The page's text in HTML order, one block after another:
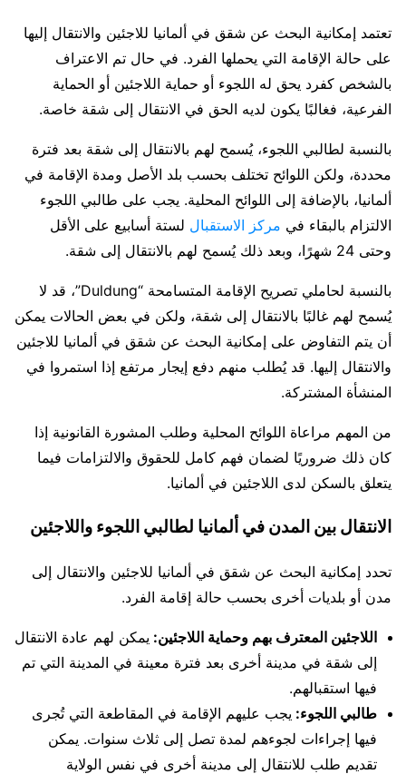
تعتمد إمكانية البحث عن شقق في ألمانيا للاجئين والانتقال إليها
على حالة الإقامة التي يحملها الفرد. في حال تم الاعتراف
بالشخص كفرد يحق له اللجوء أو حماية اللاجئين أو الحماية
الفرعية، فغالبًا يكون لديه الحق في الانتقال إلى شقة خاصة.
بالنسبة لطالبي اللجوء، يُسمح لهم بالانتقال إلى شقة بعد فترة
محددة، ولكن اللوائح تختلف بحسب بلد الأصل ومدة الإقامة في
ألمانيا، بالإضافة إلى اللوائح المحلية. يجب على طالبي اللجوء
الالتزام بالبقاء في مركز الاستقبال لستة أسابيع على الأقل
وحتى 24 شهرًا، وبعد ذلك يُسمح لهم بالانتقال إلى شقة.
بالنسبة لحاملي تصريح الإقامة المتسامحة “Duldung”، قد لا
يُسمح لهم غالبًا بالانتقال إلى شقة، ولكن في بعض الحالات يمكن
أن يتم التفاوض على إمكانية البحث عن شقق في ألمانيا للاجئين
والانتقال إليها. قد يُطلب منهم دفع إيجار مرتفع إذا استمروا في
المنشأة المشتركة.
من المهم مراعاة اللوائح المحلية وطلب المشورة القانونية إذا
كان ذلك ضروريًا لضمان فهم كامل للحقوق والالتزامات فيما
يتعلق بالسكن لدى اللاجئين في ألمانيا.
الانتقال بين المدن في ألمانيا لطالبي اللجوء واللاجئين
تحدد إمكانية البحث عن شقق في ألمانيا للاجئين والانتقال إلى
مدن أو بلديات أخرى بحسب حالة إقامة الفرد.
اللاجئين المعترف بهم وحماية اللاجئين: يمكن لهم عادة الانتقال
إلى شقة في مدينة أخرى بعد فترة معينة في المدينة التي تم
فيها استقبالهم.
طالبي اللجوء: يجب عليهم الإقامة في المقاطعة التي تُجرى
فيها إجراءات لجوءهم لمدة تصل إلى ثلاث سنوات. يمكن
تقديم طلب للانتقال إلى مدينة أخرى في نفس الولاية